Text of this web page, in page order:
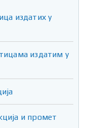
издатих у
издатим у
и промет